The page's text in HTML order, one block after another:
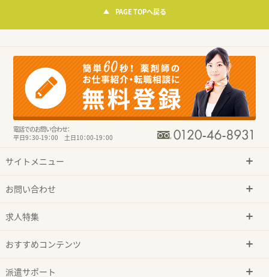
PAGE TOPへ戻る
電話でのお問い合わせ：
平日9：30-19：00 土日10：00-19：00
サイトメニュー
お問い合わせ
求人特集
おすすめコンテンツ
派遣サポート